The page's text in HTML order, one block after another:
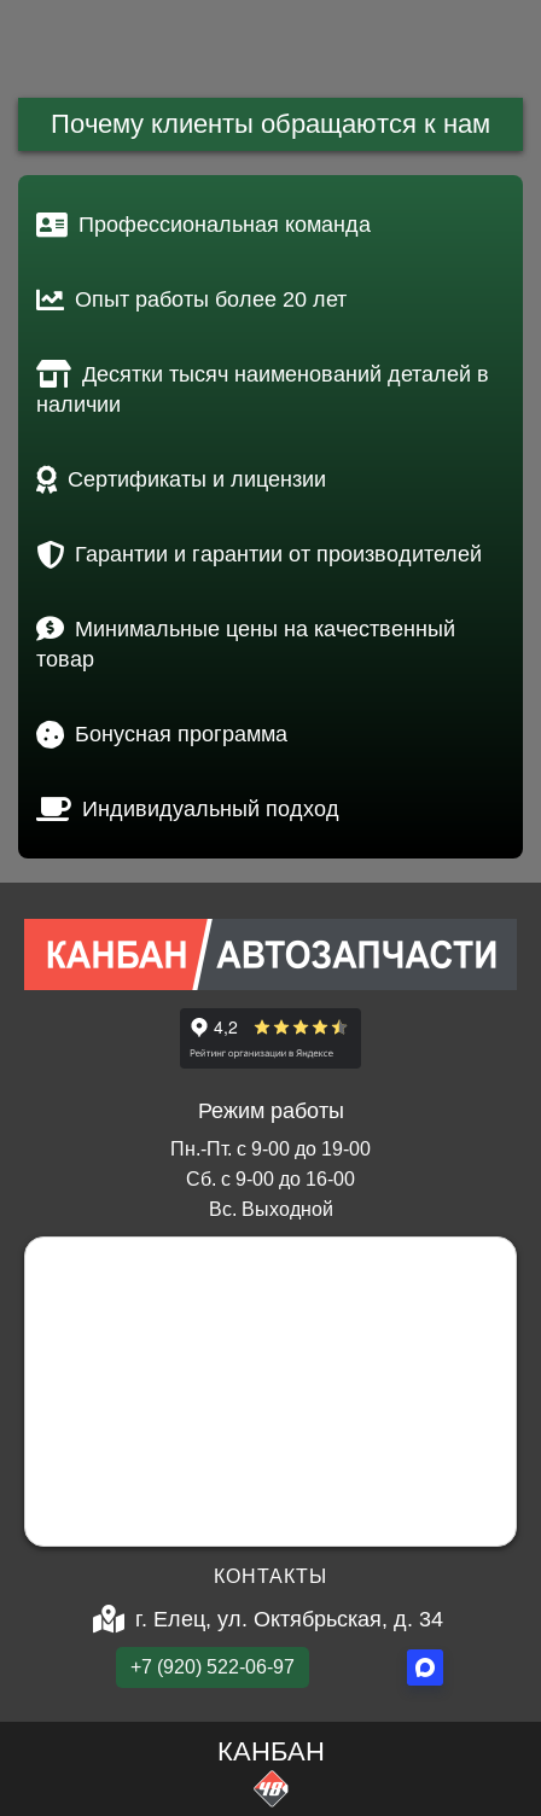
Почему клиенты обращаются к нам
Профессиональная команда
Опыт работы более 20 лет
Десятки тысяч наименований деталей в
наличии
Сертификаты и лицензии
Гарантии и гарантии от производителей
Минимальные цены на качественный
товар
Бонусная программа
Индивидуальный подход
Режим работы
Пн.-Пт. с 9-00 до 19-00
Сб. с 9-00 до 16-00
Вс. Выходной
КОНТАКТЫ
г. Елец, ул. Октябрьская, д. 34
+7 (920) 522-06-97
КАНБАН